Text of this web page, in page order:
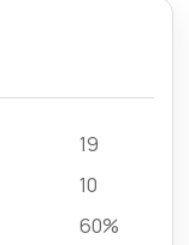
19
10
60%